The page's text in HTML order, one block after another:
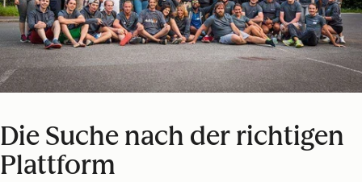
Die Suche nach der richtigen
Plattform